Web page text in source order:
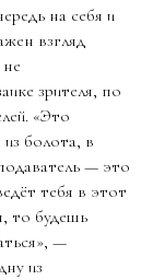
на себя и
взгляд
зрителя, по
«Это
болота, в
— это
тебя в этот
то будешь
—
из